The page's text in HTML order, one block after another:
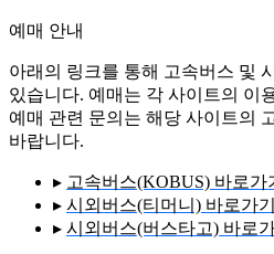
예매 안내
아래의 링크를 통해 고속버스 및
있습니다. 예매는 각 사이트의 이
예매 관련 문의는 해당 사이트의
바랍니다.
▸ 고속버스(KOBUS) 바로가
▸ 시외버스(티머니) 바로가기
▸ 시외버스(버스타고) 바로